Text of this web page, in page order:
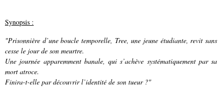
Synopsis :
"Prisonnière d’une boucle temporelle, Tree, une jeune étudiante, revit sans
cesse le jour de son meurtre.
Une journée apparemment banale, qui s’achève systématiquement par sa
mort atroce.
Finira-t-elle par découvrir l’identité de son tueur ?"